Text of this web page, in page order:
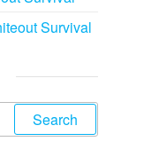
Survival